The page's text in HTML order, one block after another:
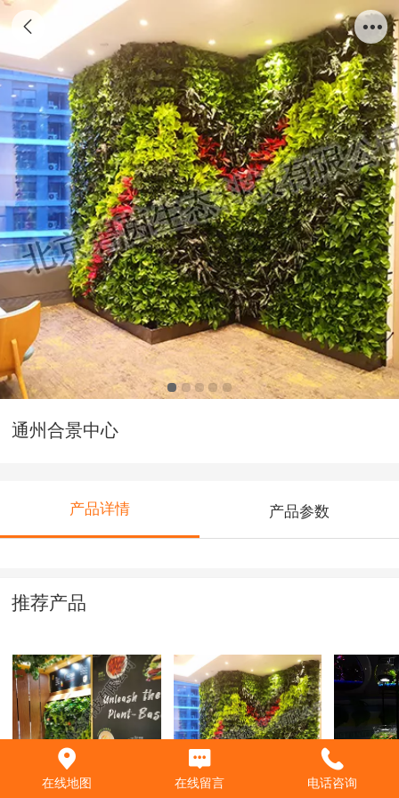
通州合景中心
产品详情 产品参数
推荐产品
三元桥昆泰酒店~展
通州合景中心
水族~生
型
在线地图 在线留言 电话咨询